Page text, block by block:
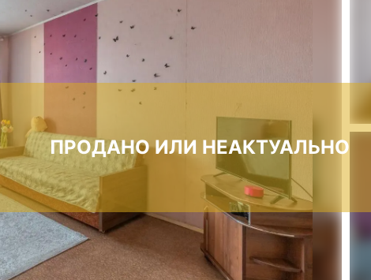
ПРОДАНО ИЛИ НЕАКТУАЛЬНО